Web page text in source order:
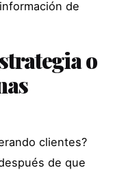
de
o
clientes?
de que